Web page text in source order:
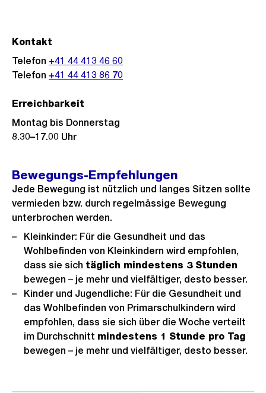
Kontakt
Telefon +41 44 413 46 60
Telefon +41 44 413 86 70
Erreichbarkeit
Montag bis Donnerstag
8.30–17.00 Uhr
Bewegungs-Empfehlungen
Jede Bewegung ist nützlich und langes Sitzen sollte
vermieden bzw. durch regelmässige Bewegung
unterbrochen werden.
Kleinkinder: Für die Gesundheit und das
Wohlbefinden von Kleinkindern wird empfohlen,
dass sie sich täglich mindestens 3 Stunden
bewegen – je mehr und vielfältiger, desto besser.
Kinder und Jugendliche: Für die Gesundheit und
das Wohlbefinden von Primarschulkindern wird
empfohlen, dass sie sich über die Woche verteilt
im Durchschnitt mindestens 1 Stunde pro Tag
bewegen – je mehr und vielfältiger, desto besser.